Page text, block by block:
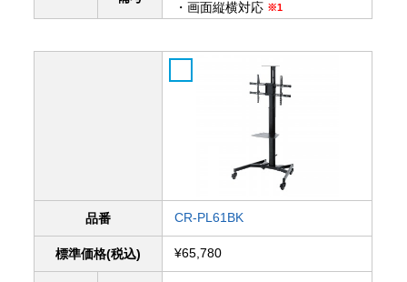
・画面縦横対応 ※1
品番 CR-PL61BK
標準価格(税込) ¥65,780